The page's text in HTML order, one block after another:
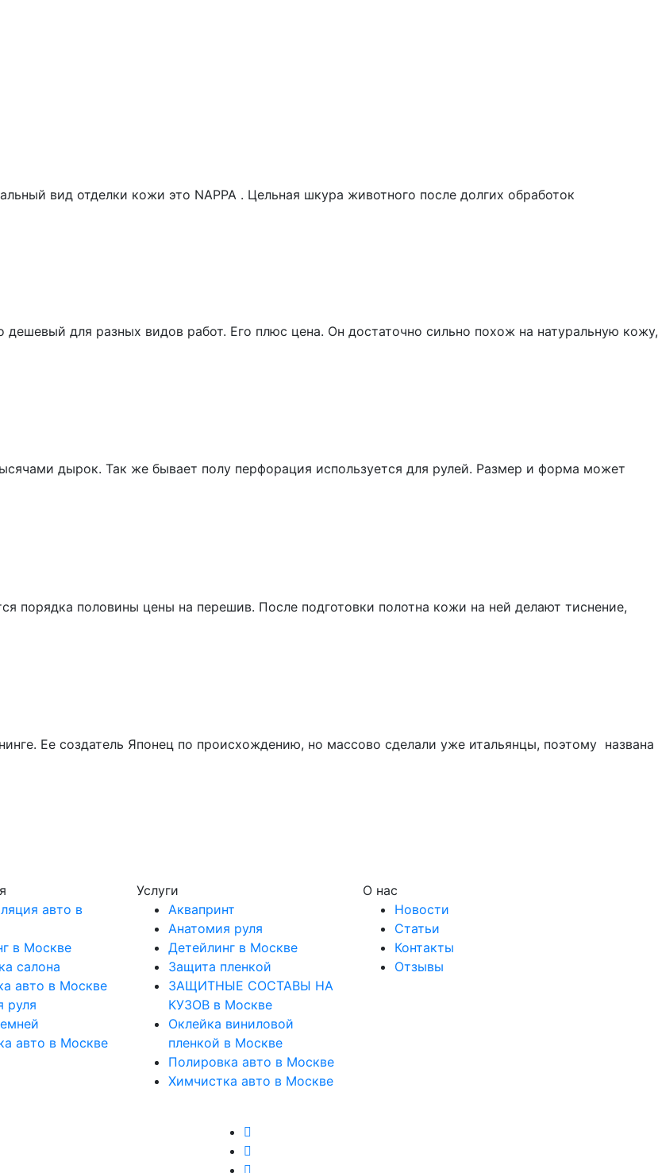
вид отделки кожи это NAPPA . Цельная шкура животного после долгих обработок
для разных видов работ. Его плюс цена. Он достаточно сильно похож на натуральную кожу,
дырок. Так же бывает полу перфорация используется для рулей. Размер и форма может
порядка половины цены на перешив. После подготовки полотна кожи на ней делают тиснение,
Ее создатель Японец по происхождению, но массово сделали уже итальянцы, поэтому названа
авто в
в Москве
салона
авто в Москве
руля
авто в Москве
Услуги
Аквапринт
Анатомия руля
Детейлинг в Москве
Защита пленкой
ЗАЩИТНЫЕ СОСТАВЫ НА
КУЗОВ в Москве
Оклейка виниловой
пленкой в Москве
Полировка авто в Москве
Химчистка авто в Москве
О нас
Новости
Статьи
Контакты
Отзывы